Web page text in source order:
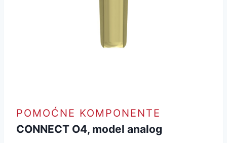
POMOĆNE KOMPONENTE
CONNECT O4, model analog